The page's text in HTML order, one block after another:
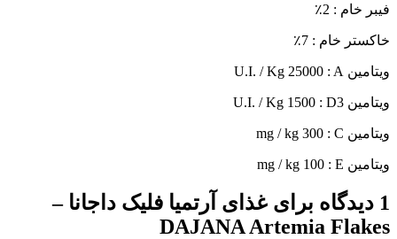
فیبر خام : 2٪
خاکستر خام : 7٪
ویتامین U.I. / Kg 25000 : A
ویتامین U.I. / Kg 1500 : D3
ویتامین mg / kg 300 : C
ویتامین mg / kg 100 : E
1 دیدگاه برای
غذای آرتمیا فلیک داجانا –
DAJANA Artemia Flakes